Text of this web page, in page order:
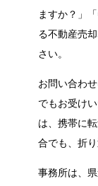
ますか？」
る不動産売
さい。
お問い合わ
でもお受け
は、携帯に
合でも、折
事務所は、